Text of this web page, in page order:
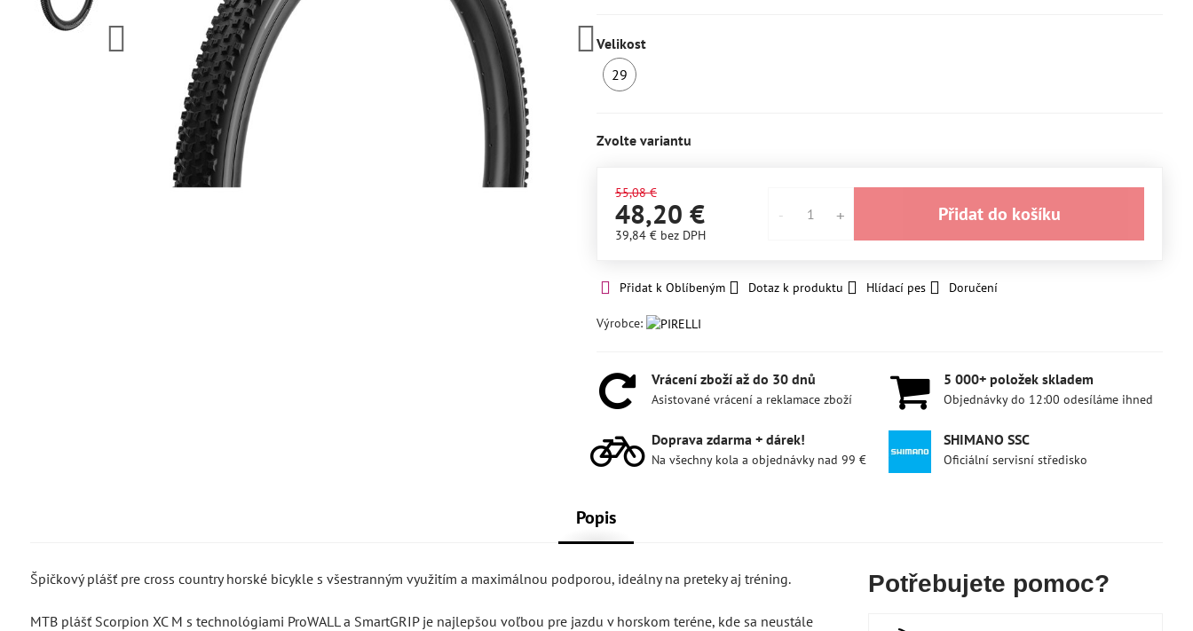
Velikost
29
Zvolte variantu
55,08 €
48,20 €
39,84 € bez DPH
Přidat do košíku
Přidat k Oblíbeným Dotaz k produktu Hlídací pes Doručení
Výrobce:
Vrácení zboží až do 30 dnů
Asistované vrácení a reklamace zboží
5 000+ položek skladem
Objednávky do 12:00 odesíláme ihned
Doprava zdarma + dárek!
Na všechny kola a objednávky nad 99 €
SHIMANO SSC
Oficiální servisní středisko
Popis
Špičkový plášť pre cross country horské bicykle s všestranným využitím a maximálnou podporou, ideálny na preteky aj tréning.
MTB plášť Scorpion XC M s technológiami ProWALL a SmartGRIP je najlepšou voľbou pre jazdu v horskom teréne, kde sa neustále
Potřebujete pomoc?